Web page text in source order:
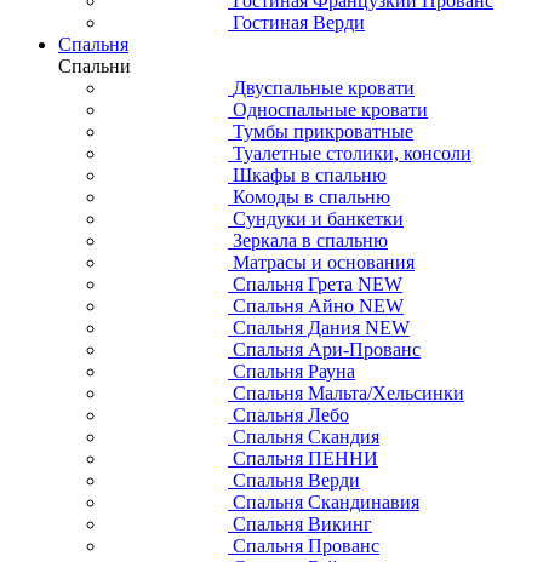
Гостиная Верди
Спальня
Спальни
Двуспальные кровати
Односпальные кровати
Тумбы прикроватные
Туалетные столики, консоли
Шкафы в спальню
Комоды в спальню
Сундуки и банкетки
Зеркала в спальню
Матрасы и основания
Спальня Грета NEW
Спальня Айно NEW
Спальня Дания NEW
Спальня Ари-Прованс
Спальня Рауна
Спальня Мальта/Хельсинки
Спальня Лебо
Спальня Скандия
Спальня ПЕННИ
Спальня Верди
Спальня Скандинавия
Спальня Викинг
Спальня Прованс